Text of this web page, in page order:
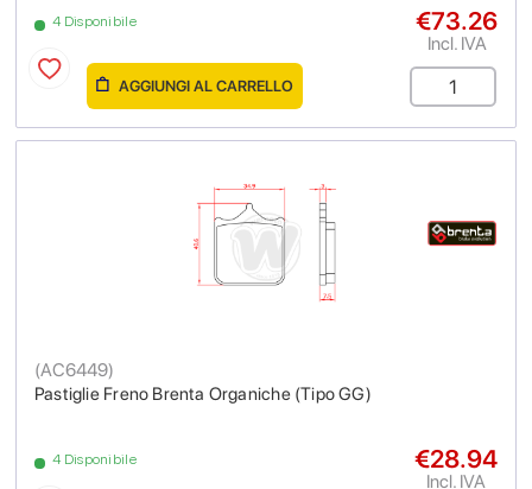
4 Disponibile €73.26
Incl. IVA
AGGIUNGI AL CARRELLO
Pastiglie Freno Brenta Organiche (Tipo GG)
(AC6449)
4 Disponibile €28.94
Incl. IVA